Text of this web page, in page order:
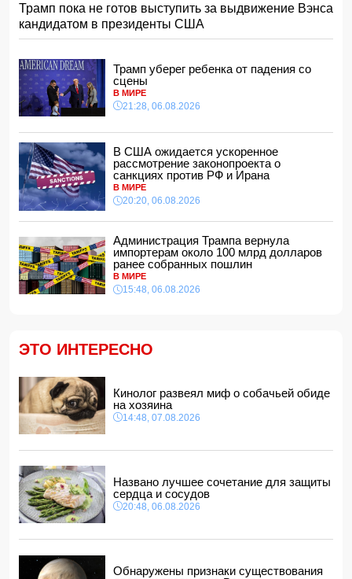
На Самира Шарифова возложены новые полномочия
14:14, 07.08.2026
14:10, 07.08.2026
Моуринью в шоке после отказа Родри от перехода в
"Реал"
Ильхам Алиев подписал распоряжения в связи с двумя
дипломатами
14:00, 07.08.2026
Прогноз погоды в Азербайджане на 8 августа
12:48, 07.08.2026
000 манатов
12:40, 07.08.2026
Уровень безработицы во Франции вырос до рекордного
с 2020 года показателя
12:28, 07.08.2026
В Нахчыванской АР сотрудники МЧС спасли тонувшего
человека
12:12, 07.08.2026
Макгрегор заявил о начале подготовки к возвращению в
октагон
12:00, 07.08.2026
Опасный вирус приближается к границе Турции
11:48, 07.08.2026
Трамп пока не готов выступить за выдвижение Вэнса
кандидатом в президенты США
Трамп уберег ребенка от падения со
сцены
В МИРЕ
21:28, 06.08.2026
В США ожидается ускоренное
рассмотрение законопроекта о
санкциях против РФ и Ирана
В МИРЕ
20:20, 06.08.2026
Администрация Трампа вернула
импортерам около 100 млрд долларов
ранее собранных пошлин
В МИРЕ
15:48, 06.08.2026
ЭТО ИНТЕРЕСНО
Кинолог развеял миф о собачьей обиде
на хозяина
14:48, 07.08.2026
Названо лучшее сочетание для защиты
сердца и сосудов
20:48, 06.08.2026
Обнаружены признаки существования